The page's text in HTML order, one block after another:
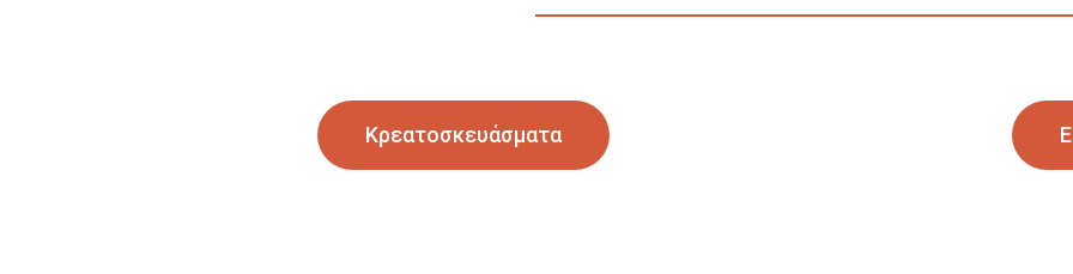
Κρεατοσκευάσματα